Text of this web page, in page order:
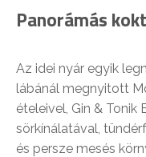
Panorámás
Az idei nyár egyik
lábánál megnyitott
ételeivel, Gin & Tonik
sörkínálatával,
és persze mesés